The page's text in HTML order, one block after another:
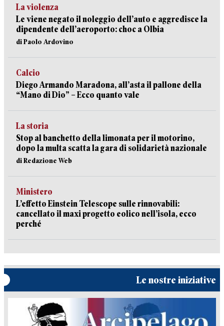
La violenza
Le viene negato il noleggio dell’auto e aggredisce la
dipendente dell’aeroporto: choc a Olbia
di Paolo Ardovino
Calcio
Diego Armando Maradona, all’asta il pallone della
“Mano di Dio” – Ecco quanto vale
La storia
Stop al banchetto della limonata per il motorino,
dopo la multa scatta la gara di solidarietà nazionale
di Redazione Web
Ministero
L’effetto Einstein Telescope sulle rinnovabili:
cancellato il maxi progetto eolico nell’isola, ecco
perché
Le nostre iniziative